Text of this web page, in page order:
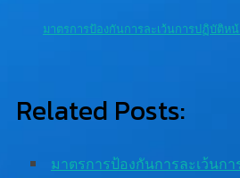
มาตรการป้องกันการละเว้นการปฏิบัติห
Related Posts:
มาตรการป้องกันการละเว้นก